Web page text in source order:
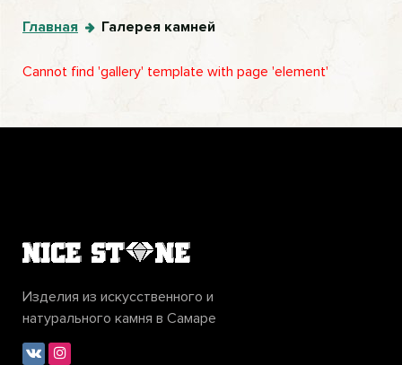
Главная Галерея камней
Cannot find 'gallery' template with page 'element'
Изделия из искусственного и
натурального камня в Самаре